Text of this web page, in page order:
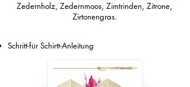
Zedernholz, Zedernmoos, Zimtrinden, Zitrone,
Zirtonengras.
Schritt-für Schirtt-Anleitung